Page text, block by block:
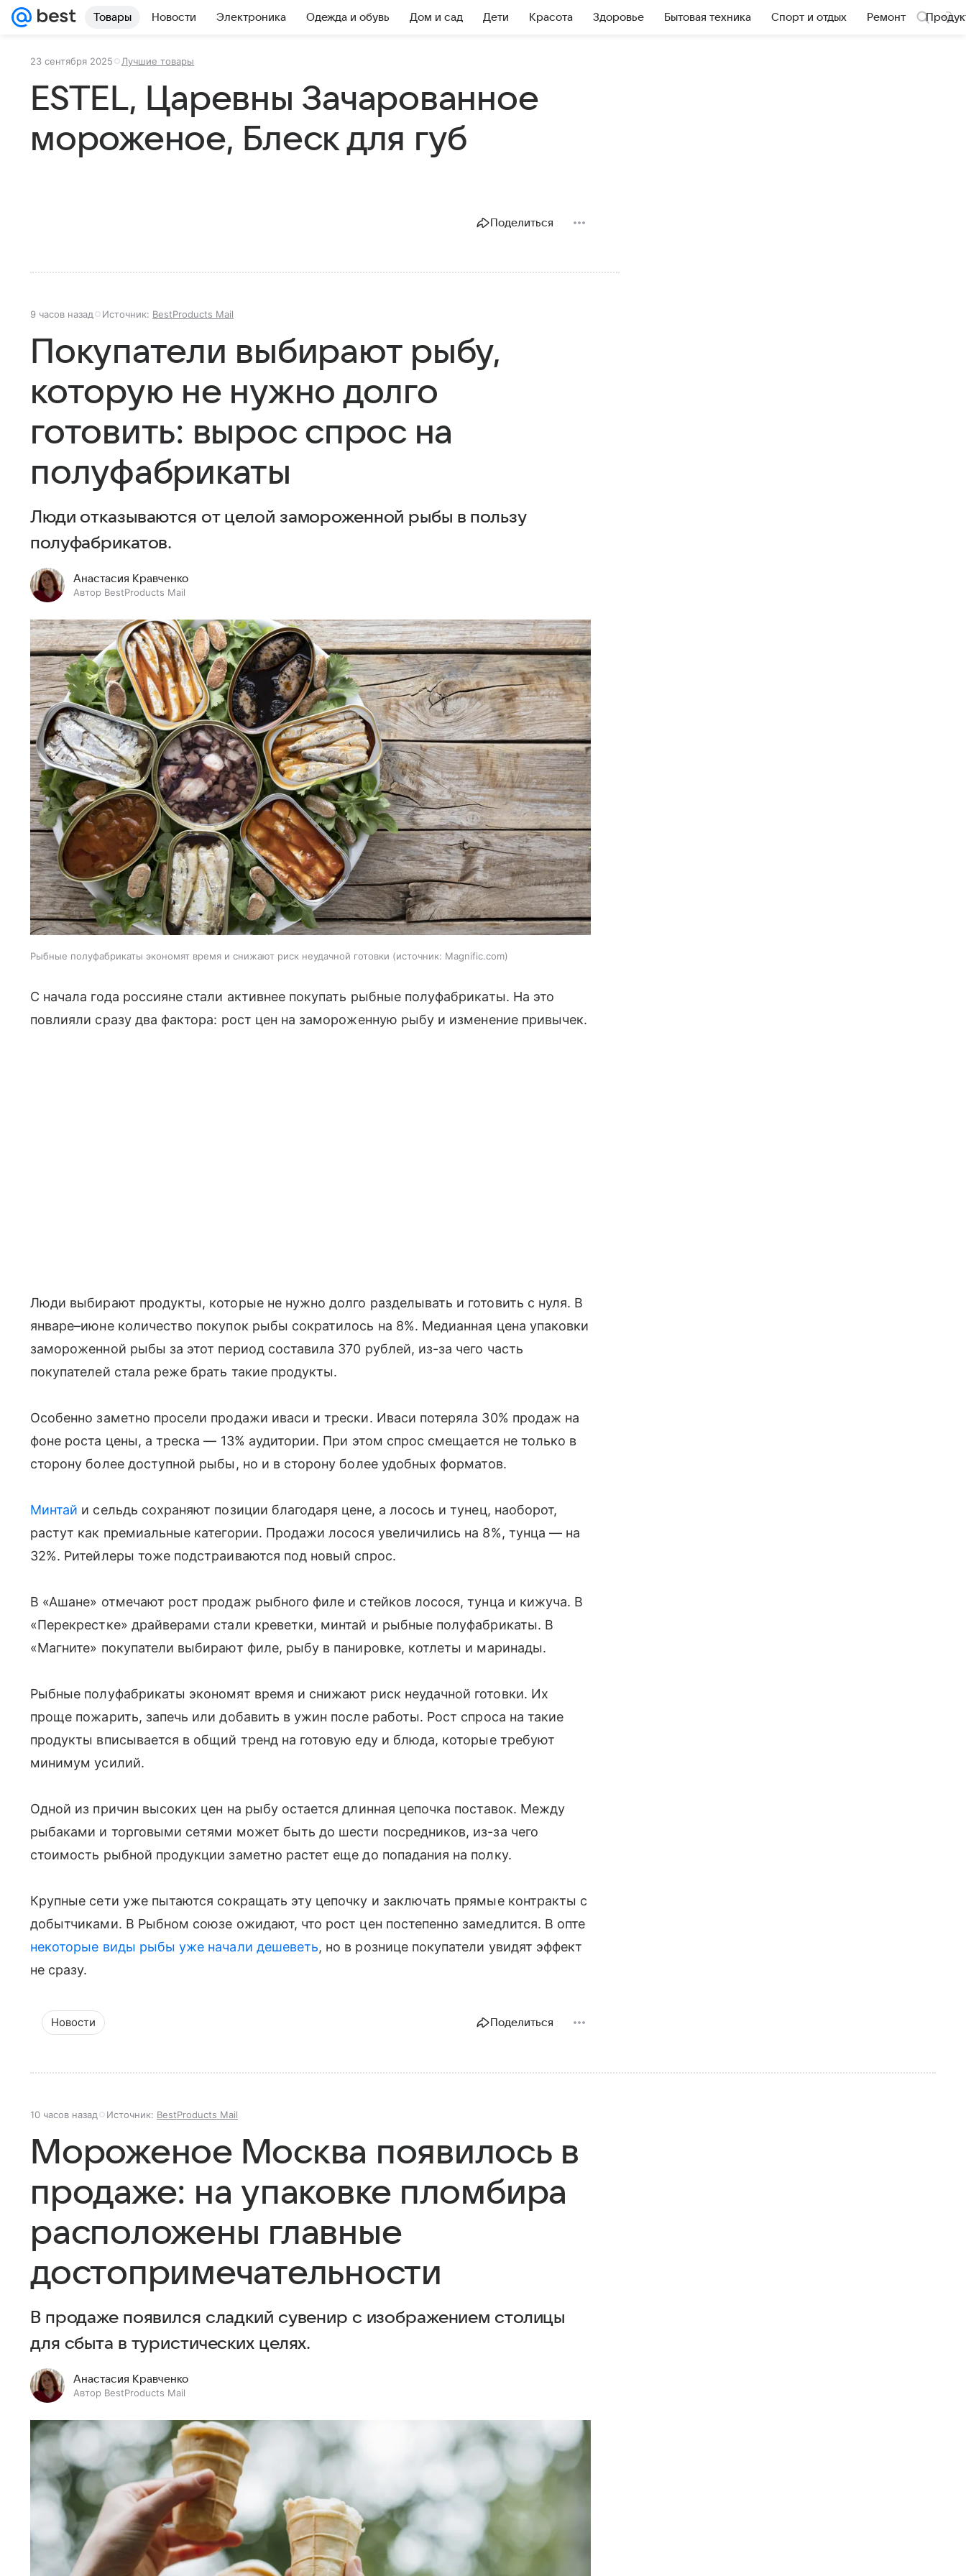
Товары Новости Электроника Одежда и обувь Дом и сад Дети Красота Здоровье Бытовая техника Спорт и отдых Ремонт
23 сентября 2025 Лучшие товары
ESTEL, Царевны Зачарованное
мороженое, Блеск для губ
Поделиться
9 часов назад Источник: BestProducts Mail
Покупатели выбирают рыбу,
которую не нужно долго
готовить: вырос спрос на
полуфабрикаты
Люди отказываются от целой замороженной рыбы в пользу
полуфабрикатов.
Анастасия Кравченко
Автор BestProducts Mail
Рыбные полуфабрикаты экономят время и снижают риск неудачной готовки источник: Magnific.com
С начала года россияне стали активнее покупать рыбные полуфабрикаты. На это
повлияли сразу два фактора: рост цен на замороженную рыбу и изменение привычек.
Люди выбирают продукты, которые не нужно долго разделывать и готовить с нуля. В
январе–июне количество покупок рыбы сократилось на 8%. Медианная цена упаковки
замороженной рыбы за этот период составила 370 рублей, из-за чего часть
покупателей стала реже брать такие продукты.
Особенно заметно просели продажи иваси и трески. Иваси потеряла 30% продаж на
фоне роста цены, а треска — 13% аудитории. При этом спрос смещается не только в
сторону более доступной рыбы, но и в сторону более удобных форматов.
Минтай и сельдь сохраняют позиции благодаря цене, а лосось и тунец, наоборот,
растут как премиальные категории. Продажи лосося увеличились на 8%, тунца — на
32%. Ритейлеры тоже подстраиваются под новый спрос.
В «Ашане» отмечают рост продаж рыбного филе и стейков лосося, тунца и кижуча. В
«Перекрестке» драйверами стали креветки, минтай и рыбные полуфабрикаты. В
«Магните» покупатели выбирают филе, рыбу в панировке, котлеты и маринады.
Рыбные полуфабрикаты экономят время и снижают риск неудачной готовки. Их
проще пожарить, запечь или добавить в ужин после работы. Рост спроса на такие
продукты вписывается в общий тренд на готовую еду и блюда, которые требуют
минимум усилий.
Одной из причин высоких цен на рыбу остается длинная цепочка поставок. Между
рыбаками и торговыми сетями может быть до шести посредников, из-за чего
стоимость рыбной продукции заметно растет еще до попадания на полку.
Крупные сети уже пытаются сокращать эту цепочку и заключать прямые контракты с
добытчиками. В Рыбном союзе ожидают, что рост цен постепенно замедлится. В опте
некоторые виды рыбы уже начали дешеветь, но в рознице покупатели увидят эффект
не сразу.
Новости Поделиться
10 часов назад Источник: BestProducts Mail
Мороженое Москва появилось в
продаже: на упаковке пломбира
расположены главные
достопримечательности
В продаже появился сладкий сувенир с изображением столицы
для сбыта в туристических целях.
Анастасия Кравченко
Автор BestProducts Mail